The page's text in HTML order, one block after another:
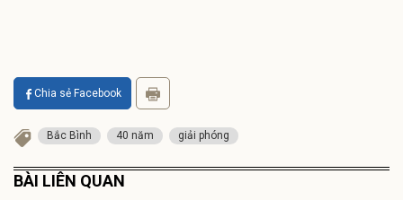
Chia sẻ Facebook
Bắc Bình 40 năm giải phóng
BÀI LIÊN QUAN